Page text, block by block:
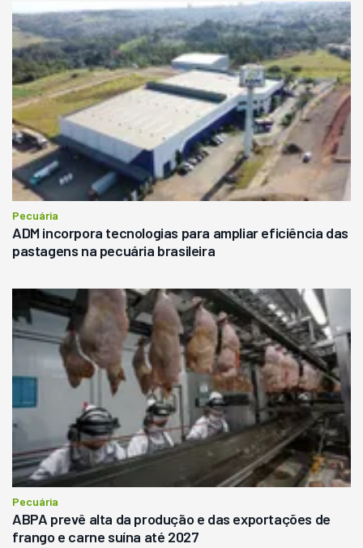
Pecuária
ADM incorpora tecnologias para ampliar eficiência das
pastagens na pecuária brasileira
Pecuária
ABPA prevê alta da produção e das exportações de
frango e carne suína até 2027